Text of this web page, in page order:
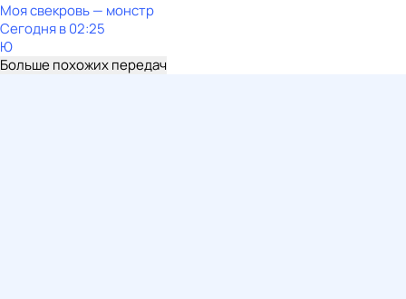
Моя свекровь — монстр
Сегодня в 02:25
Ю
Больше похожих передач